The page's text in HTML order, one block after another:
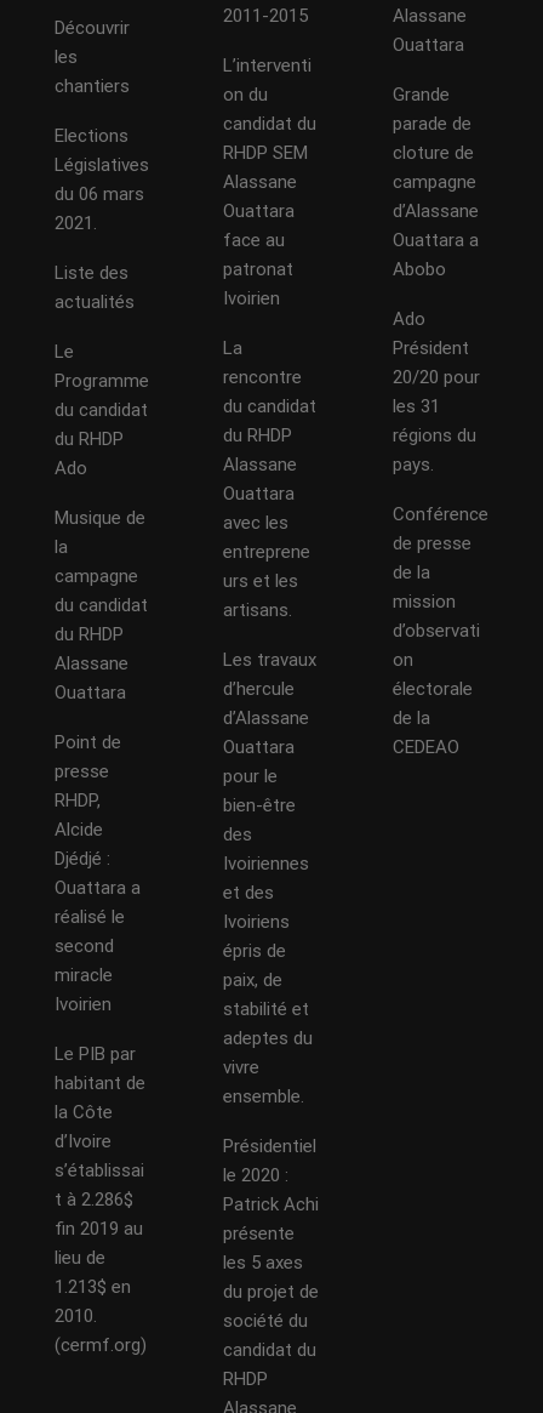
Découvrir
les
chantiers
Elections
Législatives
du 06 mars
2021.
Liste des
actualités
Le
Programme
du candidat
du RHDP
Ado
Musique de
la
campagne
du candidat
du RHDP
Alassane
Ouattara
Point de
presse
RHDP,
Alcide
Djédjé :
Ouattara a
réalisé le
second
miracle
Ivoirien
Le PIB par
habitant de
la Côte
d’Ivoire
s’établissai
t à 2.286$
fin 2019 au
lieu de
1.213$ en
2010.
(cermf.org)
2011-2015
L’interventi
on du
candidat du
RHDP SEM
Alassane
Ouattara
face au
patronat
Ivoirien
La
rencontre
du candidat
du RHDP
Alassane
Ouattara
avec les
entreprene
urs et les
artisans.
Les travaux
d’hercule
d’Alassane
Ouattara
pour le
bien-être
des
Ivoiriennes
et des
Ivoiriens
épris de
paix, de
stabilité et
adeptes du
vivre
ensemble.
Présidentiel
le 2020 :
Patrick Achi
présente
les 5 axes
du projet de
société du
candidat du
RHDP
Alassane
Alassane
Ouattara
Grande
parade de
cloture de
campagne
d’Alassane
Ouattara a
Abobo
Ado
Président
20/20 pour
les 31
régions du
pays.
Conférence
de presse
de la
mission
d’observati
on
électorale
de la
CEDEAO